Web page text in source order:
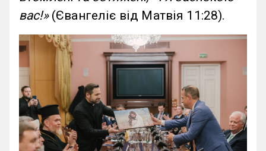
вас!»(Євангеліє від Матвія 11:28).